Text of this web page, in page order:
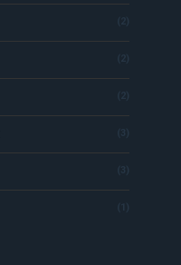
(2)
(2)
(2)
(3)
(3)
(1)